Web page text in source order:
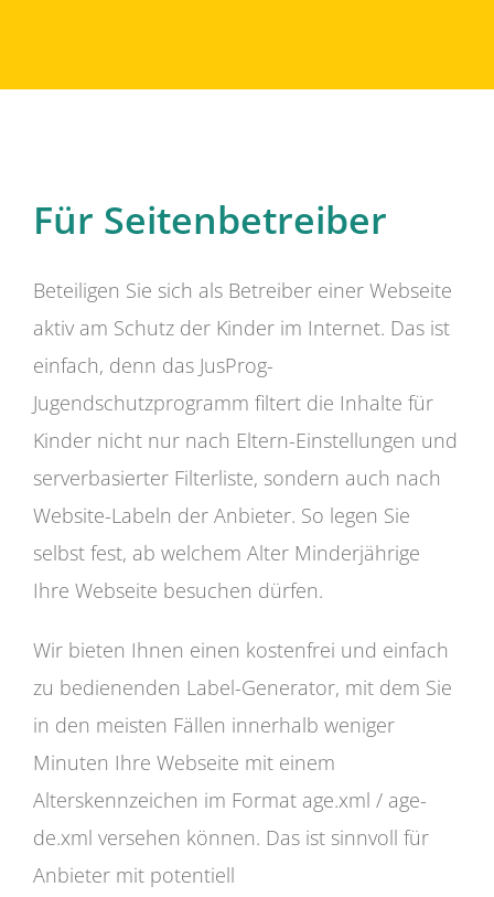
Für Seitenbetreiber
Beteiligen Sie sich als Betreiber einer Webseite
aktiv am Schutz der Kinder im Internet. Das ist
einfach, denn das JusProg-
Jugendschutzprogramm filtert die Inhalte für
Kinder nicht nur nach Eltern-Einstellungen und
serverbasierter Filterliste, sondern auch nach
Website-Labeln der Anbieter. So legen Sie
selbst fest, ab welchem Alter Minderjährige
Ihre Webseite besuchen dürfen.
Wir bieten Ihnen einen kostenfrei und einfach
zu bedienenden Label-Generator, mit dem Sie
in den meisten Fällen innerhalb weniger
Minuten Ihre Webseite mit einem
Alterskennzeichen im Format age.xml / age-
de.xml versehen können. Das ist sinnvoll für
Anbieter mit potentiell